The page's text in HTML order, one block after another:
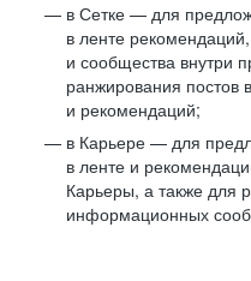
в Сетке — для
в ленте
и сообщества внутри
ранжирования постов
и рекомендаций;
в Карьере — для
в ленте и
Карьеры, а также для
информационных